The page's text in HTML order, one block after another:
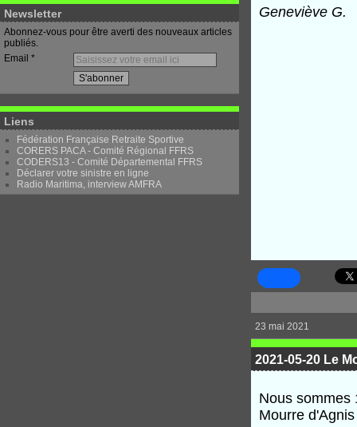
Newsletter
Abonnez-vous pour être averti des nouveaux articles
publiés.
Email
Liens
Fédération Française Retraite Sportive
CORERS PACA - Comité Régional FFRS
CODERS13 - Comité Départemental FFRS
Déclarer votre sinistre en ligne
Radio Maritima, interview AMFRA
Geneviève G.
23 mai 2021
2021-05-20 Le
Nous sommes
Mourre